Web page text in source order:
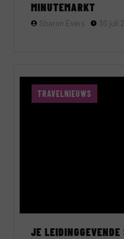
MINUTEMARKT
Sharon Evers 30 juli
TRAVELNIEUWS
JE